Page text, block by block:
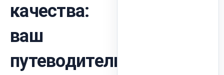
качества:
ваш
путеводитель